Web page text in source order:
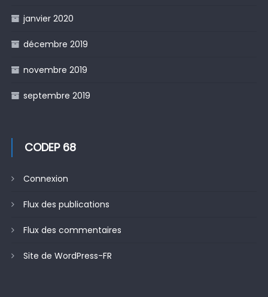
janvier 2020
décembre 2019
novembre 2019
septembre 2019
CODEP 68
Connexion
Flux des publications
Flux des commentaires
Site de WordPress-FR